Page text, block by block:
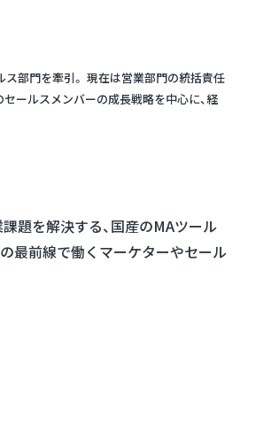
部門を牽引。 現在は営業部門の統括責任
ールスメンバーの成長戦略を中心に、経
題を解決する、国産のMAツール
最前線で働くマーケターやセール